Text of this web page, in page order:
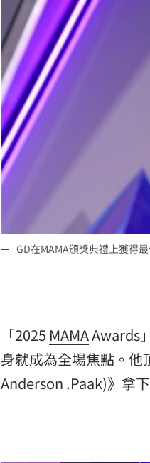
外送專法上路2週 低報酬
遠傳上半年營收獲利創高
台灣彩券開獎直播中
LIVE三立+24小時直播
三立iNEWS新聞台線上直播
理想混蛋號召粉絲跨海追星
GD在MAMA頒獎典禮上獲得
「2025 MAMAAwards
身就成為全場焦點。他
Anderson .Paak)》拿